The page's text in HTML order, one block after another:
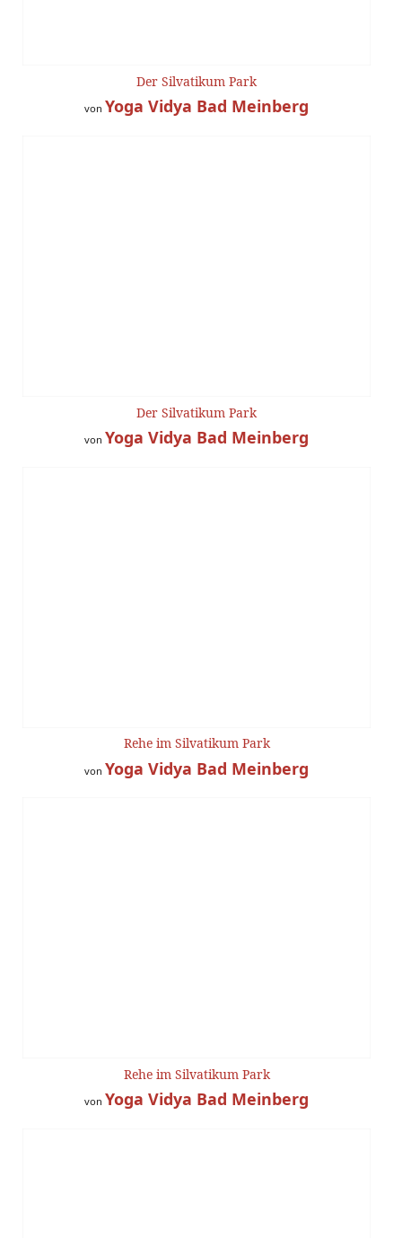
Der Silvatikum Park
von Yoga Vidya Bad Meinberg
Der Silvatikum Park
von Yoga Vidya Bad Meinberg
Rehe im Silvatikum Park
von Yoga Vidya Bad Meinberg
Rehe im Silvatikum Park
von Yoga Vidya Bad Meinberg